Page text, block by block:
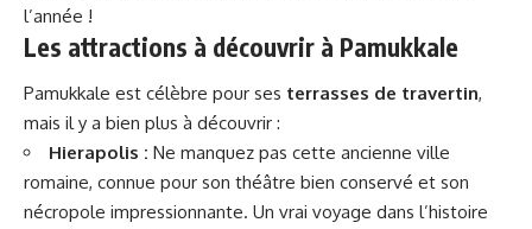
l’année !
Les attractions à découvrir à Pamukkale
Pamukkale est célèbre pour ses terrasses de travertin,
mais il y a bien plus à découvrir :
Hierapolis : Ne manquez pas cette ancienne ville
romaine, connue pour son théâtre bien conservé et son
nécropole impressionnante. Un vrai voyage dans l’histoire